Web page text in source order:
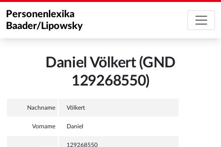
Personenlexika
Baader/Lipowsky
Daniel Völkert (GND
129268550)
Nachname Völkert
Vorname Daniel
129268550